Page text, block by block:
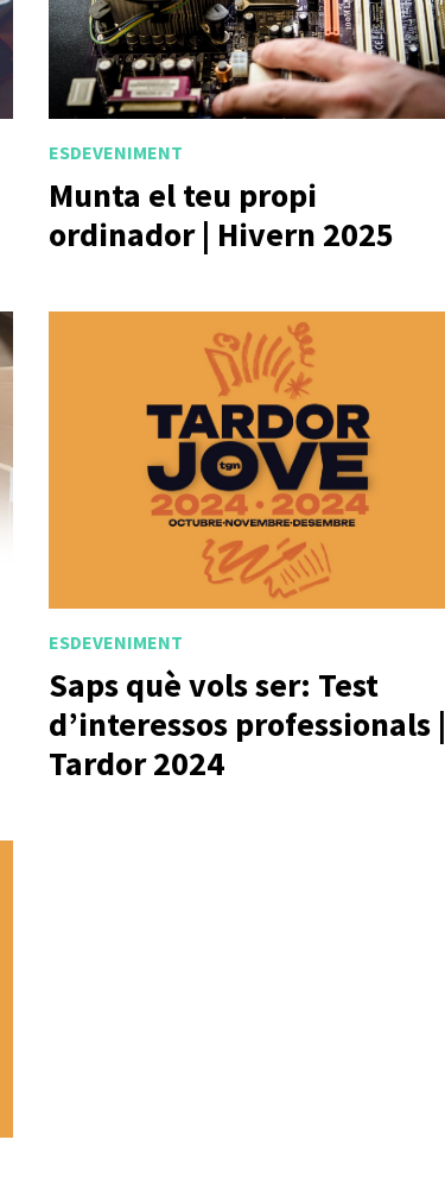
ESDEVENIMENT
Munta el teu propi
ordinador | Hivern 2025
ESDEVENIMENT
Saps què vols ser: Test
d’interessos professionals |
Tardor 2024